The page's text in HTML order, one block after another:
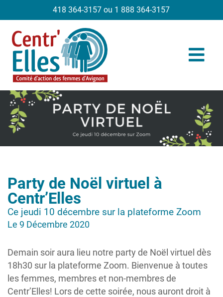
418 364-3157 ou 1 888 364-3157
Party de Noël virtuel à
Centr’Elles
Ce jeudi 10 décembre sur la plateforme Zoom
Le 9 Décembre 2020
Demain soir aura lieu notre party de Noël virtuel dès
18h30 sur la plateforme Zoom. Bienvenue à toutes
les femmes, membres et non-membres de
Centr’Elles! Lors de cette soirée, nous auront droit à